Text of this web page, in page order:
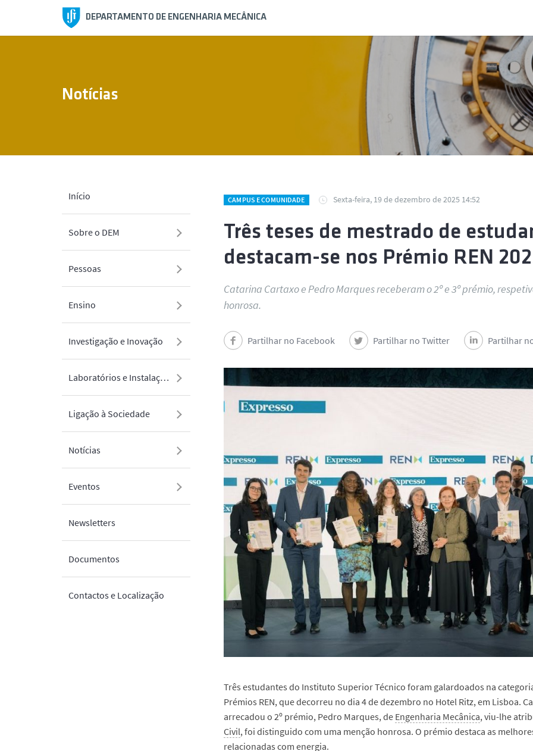
DEPARTAMENTO DE ENGENHARIA MECÂNICA
Início
Sobre o DEM
Pessoas
Ensino
Investigação e Inovação
Laboratórios e Instalações
Ligação à Sociedade
Notícias
Eventos
Newsletters
Documentos
Contactos e Localização
Notícias
CAMPUS E COMUNIDADE Sexta-feira, 19 de dezembro de 2025 14:52
Três teses de mestrado de
destacam-se nos Prémio REN
Catarina Cartaxo e Pedro Marques receberam o 2º e 3º prémio,
honrosa.
Partilhar no Facebook Partilhar no Twitter Partilhar
Três estudantes do Instituto Superior Técnico foram galardoados na
Prémios REN, que decorreu no dia 4 de dezembro no Hotel Ritz, em Lisboa.
arrecadou o 2º prémio, Pedro Marques, de Engenharia Mecânica, viu-lhe
Civil, foi distinguido com uma menção honrosa. O prémio destaca as
relacionadas com energia.